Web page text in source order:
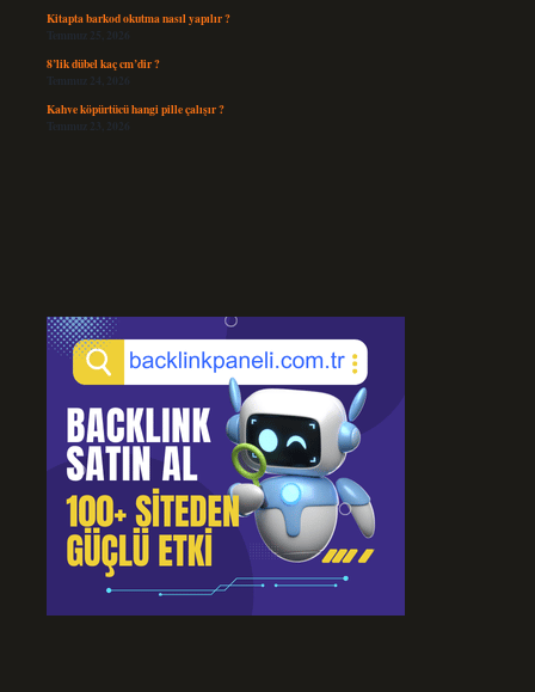
Kitapta barkod okutma nasıl yapılır ?
Temmuz 25, 2026
8’lik dübel kaç cm’dir ?
Temmuz 24, 2026
Kahve köpürtücü hangi pille çalışır ?
Temmuz 23, 2026